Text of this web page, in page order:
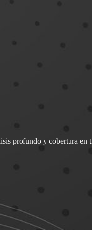
profundo y cobertura